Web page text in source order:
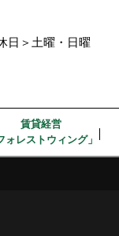
日＞土曜・日曜
賃貸経営
ォレストウィング」